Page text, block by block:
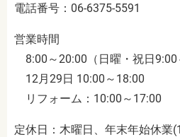
電話番号：06-6375-5591
営業時間
8:00～20:00（日曜・祝日9:00
12月29日 10:00～18:00
リフォーム：10:00～17:00
定休日：木曜日、年末年始休業